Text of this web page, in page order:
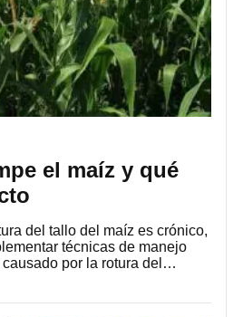
el maíz y qué
del tallo del maíz es crónico,
técnicas de manejo
por la rotura del…